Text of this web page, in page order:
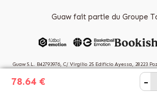
78.64 € -
Guaw fait partie du Groupe
Guaw S.L. B42793976, C/ Virgilio 25 Edificio Ayessa, 28223